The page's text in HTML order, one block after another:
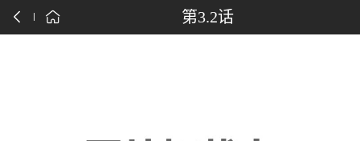
第3.2话
点击下载漫画APP